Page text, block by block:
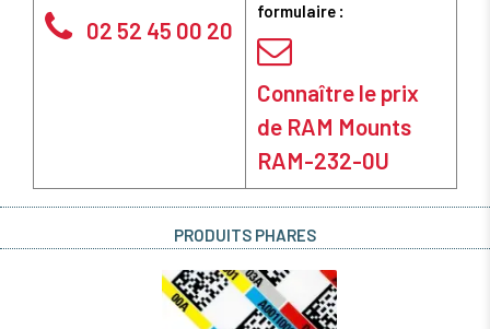
02 52 45 00 20
formulaire :
Connaître le prix
de RAM Mounts
RAM-232-0U
PRODUITS PHARES